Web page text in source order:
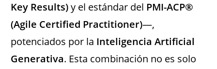
Key Results)y el estándar del PMI-ACP®
(Agile Certified Practitioner)—,
potenciados por la Inteligencia Artificial
Generativa. Esta combinación no es solo